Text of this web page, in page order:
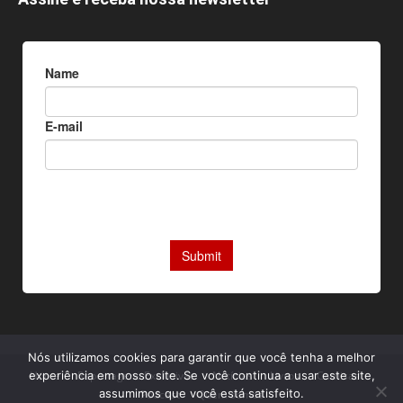
Home Reportagens Exclusivas Notícias Livros
Camisas
Podcast
Quem somos
Nós utilizamos cookies para garantir que você tenha a melhor
experiência em nosso site. Se você continua a usar este site,
assumimos que você está satisfeito.